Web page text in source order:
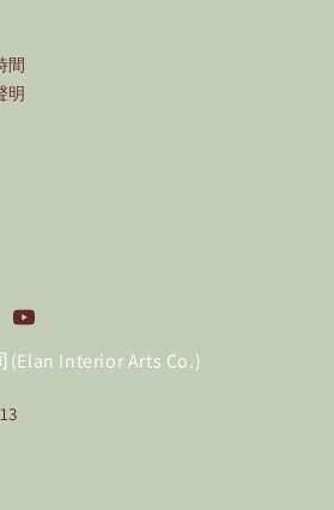
間
明
(Elan Interior Arts Co.)